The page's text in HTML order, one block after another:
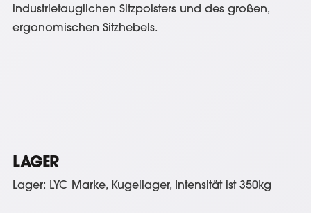
industrietauglichen Sitzpolsters und des großen,
ergonomischen Sitzhebels.
LAGER
Lager: LYC Marke, Kugellager, Intensität ist 350kg